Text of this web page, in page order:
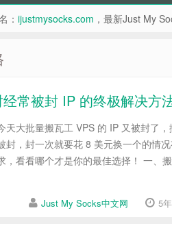
： ijustmysocks.com ，最新Just My
常被封 IP 的终极解决方
天大批量搬瓦工 VPS 的 IP 又被封了
封，封一次就要花 8 美元换一个的情
，看看哪个才是你的最佳选择！ 一、
Just My Socks中文网 5